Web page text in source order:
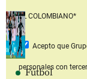
Fútbol
EL COLOMBIANO*
Acepto que
personales con